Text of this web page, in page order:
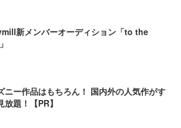
新メンバーオーディション「to the
ニー作品はもちろん！ 国内外の人気作がす
放題！【PR】